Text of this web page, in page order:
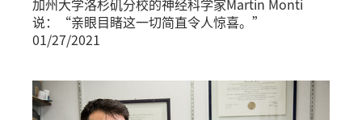
加州大学洛杉矶分校的神经科学家Martin Monti
说：“亲眼目睹这一切简直令人惊喜。”
01/27/2021